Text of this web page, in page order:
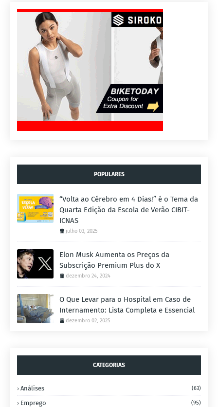
POPULARES
“Volta ao Cérebro em 4 Dias!” é o Tema da
Quarta Edição da Escola de Verão CIBIT-
ICNAS
julho 03, 2025
Elon Musk Aumenta os Preços da
Subscrição Premium Plus do X
dezembro 24, 2024
O Que Levar para o Hospital em Caso de
Internamento: Lista Completa e Essencial
dezembro 02, 2025
CATEGORIAS
Análises (63)
Emprego (95)